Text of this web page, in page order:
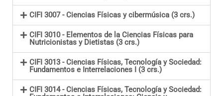
CIFI 3007 - Ciencias Físicas y cibermúsica (3 crs.)
CIFI 3010 - Elementos de la Ciencias Físicas para
Nutricionistas y Dietistas (3 crs.)
CIFI 3013 - Ciencias Físicas, Tecnología y Sociedad:
Fundamentos e Interrelaciones I (3 crs.)
CIFI 3014 - Ciencias Físicas, Tecnología y Sociedad: